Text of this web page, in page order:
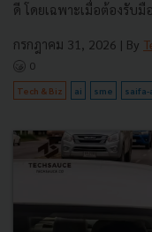
ดี โดยเฉพาะเมื่อต้องรับมื
กรกฎาคม 31, 2026 | By
0
Tech & Biz ai sme saifa-